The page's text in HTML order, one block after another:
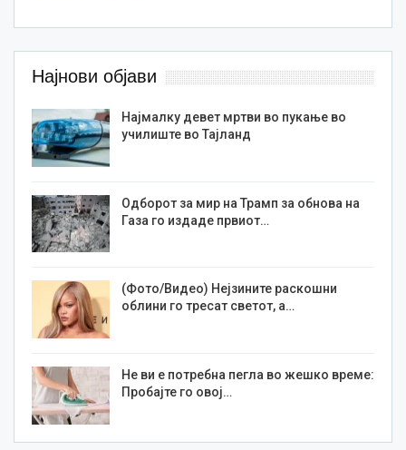
Најнови објави
Најмалку девет мртви во пукање во
училиште во Тајланд
Одборот за мир на Трамп за обнова на
Газа го издаде првиот…
(Фото/Видео) Нејзините раскошни
облини го тресат светот, а…
Не ви е потребна пегла во жешко време:
Пробајте го овој…